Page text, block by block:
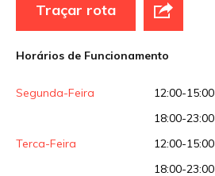
Traçar rota
Horários de Funcionamento
Segunda-Feira
12:00-15:00
18:00-23:00
Terca-Feira
12:00-15:00
18:00-23:00